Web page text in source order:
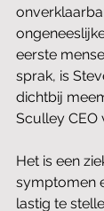
eerste
sprak, is
dichtbij
Sculley CEO
Het is een
symptomen
lastig te